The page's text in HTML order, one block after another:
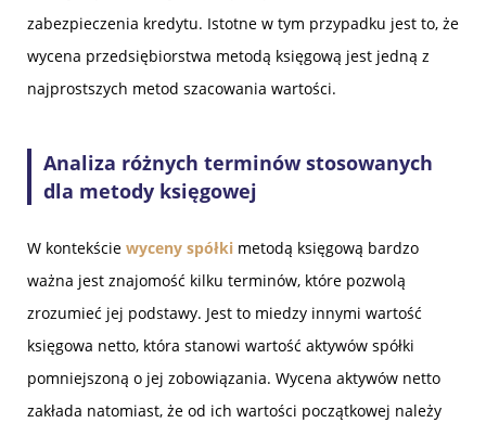
zabezpieczenia kredytu. Istotne w tym przypadku jest to, że
wycena przedsiębiorstwa metodą księgową jest jedną z
najprostszych metod szacowania wartości.
Analiza różnych terminów stosowanych
dla metody księgowej
W kontekście wyceny spółki metodą księgową bardzo
ważna jest znajomość kilku terminów, które pozwolą
zrozumieć jej podstawy. Jest to miedzy innymi wartość
księgowa netto, która stanowi wartość aktywów spółki
pomniejszoną o jej zobowiązania. Wycena aktywów netto
zakłada natomiast, że od ich wartości początkowej należy